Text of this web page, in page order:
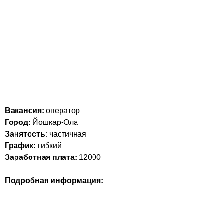
Вакансия: оператор
Город: Йошкар-Ола
Занятость: частичная
График: гибкий
Заработная плата: 12000
Подробная информация: